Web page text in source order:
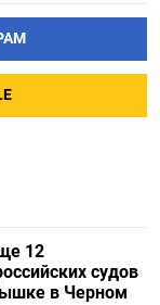
12
судов
в Черном